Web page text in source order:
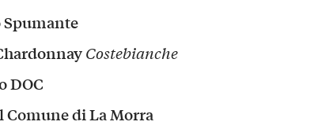
Spumante
Costebianche
DOC
Comune di La Morra